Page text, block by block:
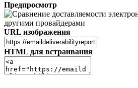
Предпросмотр
URL изображения
HTML для встраивания